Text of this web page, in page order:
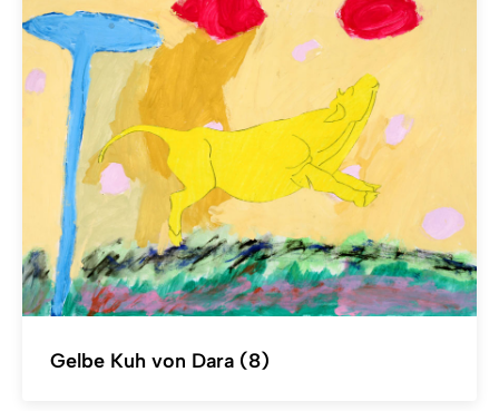
Gelbe Kuh von Dara (8)